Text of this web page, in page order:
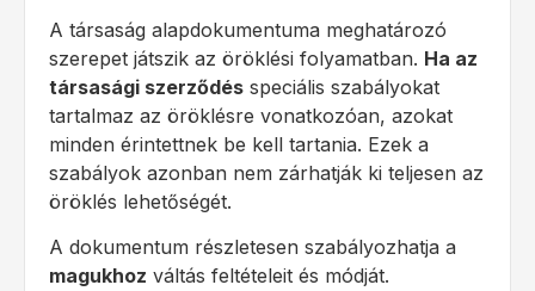
A társaság alapdokumentuma meghatározó
szerepet játszik az öröklési folyamatban. Ha az
társasági szerződés speciális szabályokat
tartalmaz az öröklésre vonatkozóan, azokat
minden érintettnek be kell tartania. Ezek a
szabályok azonban nem zárhatják ki teljesen az
öröklés lehetőségét.
A dokumentum részletesen szabályozhatja a
magukhoz váltás feltételeit és módját.